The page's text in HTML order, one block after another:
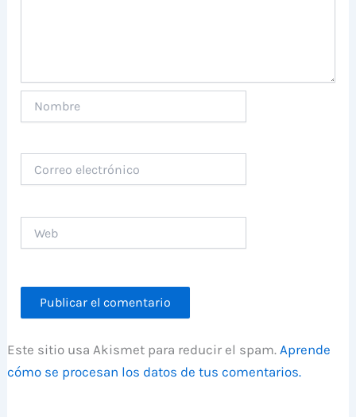
electrónico
Este sitio usa Akismet para reducir el spam.Aprende
cómo se procesan los datos de tus comentarios.